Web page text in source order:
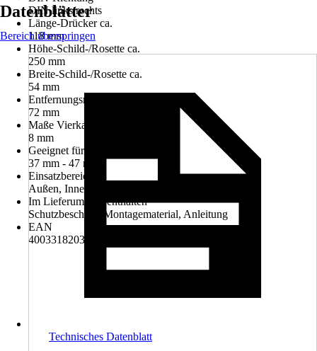
DIN links/rechts
Länge-Drücker ca.
118 mm
Höhe-Schild-/Rosette ca.
250 mm
Breite-Schild-/Rosette ca.
54 mm
Entfernungsmaß
72 mm
Maße Vierkantstift
8 mm
Geeignet für Türstärke von-bis
37 mm - 47 mm
Einsatzbereich
Außen, Innen
Im Lieferumfang enthalten
Schutzbeschlag, Montagematerial, Anleitung
EAN
4003318203541
Datenblätter
Bereich überspringen
Technisches Datenblatt